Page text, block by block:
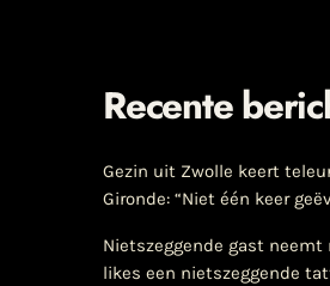
Recente
Gezin uit Zwolle keert
Gironde: “Niet één keer
Nietszeggende gast
likes een nietszeggende